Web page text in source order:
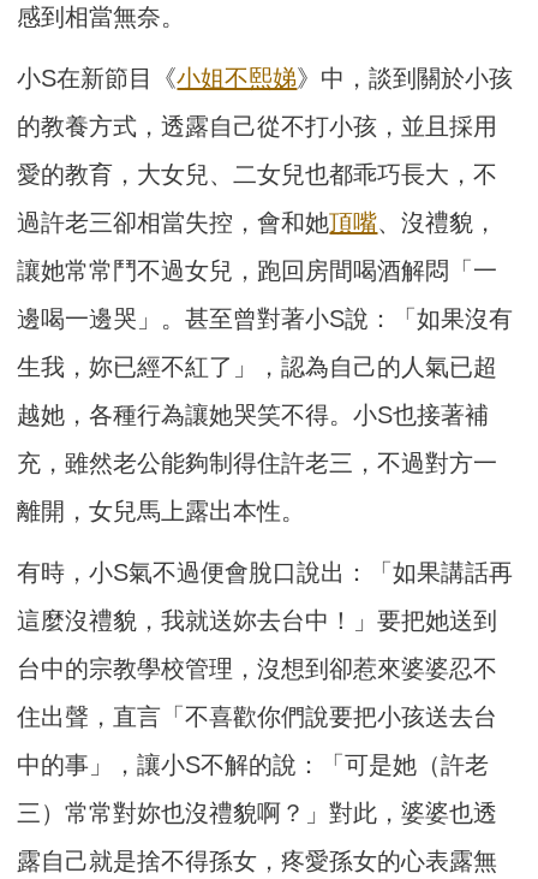
感到相當無奈。
小S在新節目《小姐不熙娣》中，談到關於小孩
的教養方式，透露自己從不打小孩，並且採用
愛的教育，大女兒、二女兒也都乖巧長大，不
過許老三卻相當失控，會和她頂嘴、沒禮貌，
讓她常常鬥不過女兒，跑回房間喝酒解悶「一
邊喝一邊哭」。甚至曾對著小S說：「如果沒有
生我，妳已經不紅了」，認為自己的人氣已超
越她，各種行為讓她哭笑不得。小S也接著補
充，雖然老公能夠制得住許老三，不過對方一
離開，女兒馬上露出本性。
有時，小S氣不過便會脫口說出：「如果講話再
這麼沒禮貌，我就送妳去台中！」要把她送到
台中的宗教學校管理，沒想到卻惹來婆婆忍不
住出聲，直言「不喜歡你們說要把小孩送去台
中的事」，讓小S不解的說：「可是她（許老
三）常常對妳也沒禮貌啊？」對此，婆婆也透
露自己就是捨不得孫女，疼愛孫女的心表露無